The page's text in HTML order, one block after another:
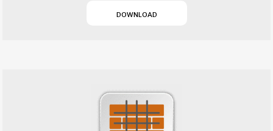
DOWNLOAD(SI APRE IN UN NUOVO